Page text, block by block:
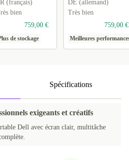
(français)
bien
759,00 €
de stockage
DE (allemand)
Très bien
759,00 €
Meilleures
Spécifications
exigeants et créatifs
Dell avec écran clair, multitâche